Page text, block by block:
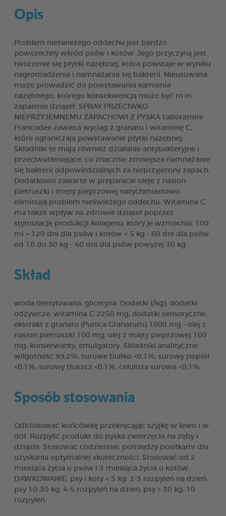
Opis
Problem nieświeżego oddechu jest bardzo
powszechny wśród psów i kotów. Jego przyczyną jest
tworzenie się płytki nazębnej, która powstaje w wyniku
nagromadzenia i namnażania się bakterii. Nieusuwana
może prowadzić do powstawania kamienia
nazębnego, którego konsekwencją może być m.in.
zapalenie dziąseł. SPRAY PRZECIWKO
NIEPRZYJEMNEMU ZAPACHOWI Z PYSKA Laboratoire
Francodex zawiera wyciąg z granatu i witaminę C,
które ograniczają powstawanie płytki nazębnej.
Składniki te mają również działanie antybakteryjne i
przeciwutleniające, co znacznie zmniejsza namnażanie
się bakterii odpowiedzialnych za nieprzyjemny zapach.
Dodatkowo zawarte w preparacie oleje z nasion
pietruszki i mięty pieprzowej natychmiastowo
eliminują problem nieświeżego oddechu. Witamina C
ma także wpływ na zdrowie dziąseł poprzez
stymulację produkcji kolagenu, który je wzmacnia. 100
ml = 120 dni dla psów i kotów < 5 kg - 80 dni dla psów
od 10 do 30 kg - 40 dni dla psów powyżej 30 kg.
Skład
woda destylowana, gliceryna. Dodatki (/kg): dodatki
odżywcze: witamina C 2250 mg, dodatki sensoryczne:
ekstrakt z granatu (Punica Granatum) 1000 mg - olej z
nasion pietruszki 100 mg, olej z mięty pieprzowej 100
mg, konserwanty, emulgatory. Składniki analityczne:
wilgotność 99,2%, surowe białko <0,1%, surowy popiół
<0,1%, surowy tłuszcz <0,1%, celuloza surowa <0,1%.
Sposób stosowania
Odblokować końcówkę przekręcając szyjkę w lewo i w
dół. Rozpylić produkt do pyska zwierzęcia na zęby i
dziąsła. Stosować codziennie, pomiędzy posiłkami dla
uzyskania optymalnej skuteczności. Stosować od 2
miesiąca życia u psów i 3 miesiąca życia u kotów. ·
DAWKOWANIE: psy i koty < 5 kg: 2-3 rozpyleń na dzień;
psy 10-30 kg: 4-5 rozpyleń na dzień; psy > 30 kg: 10
rozpyleń.